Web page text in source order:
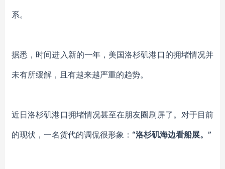
系。
据悉，时间进入新的一年，美国洛杉矶港口的拥堵情况并
未有所缓解，且有越来越严重的趋势。
近日洛杉矶港口拥堵情况甚至在朋友圈刷屏了。对于目前
的现状，一名货代的调侃很形象： “洛杉矶海边看船展。”